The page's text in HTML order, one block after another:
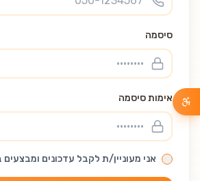
סיסמה
אימות סיסמה
אני מעוניין/ת לקבל עדכונים ומבצעים